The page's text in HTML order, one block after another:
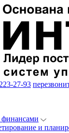
27-93
и